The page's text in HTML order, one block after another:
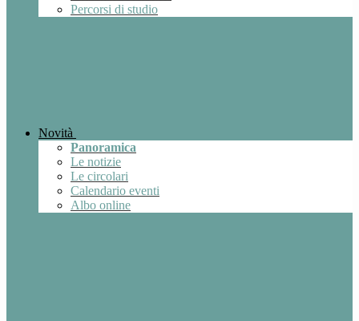
Percorsi di studio
Novità
Panoramica
Le notizie
Le circolari
Calendario eventi
Albo online